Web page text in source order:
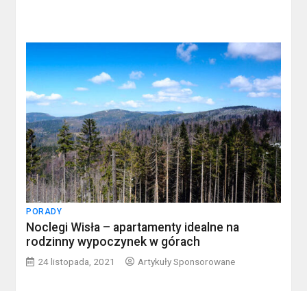
PORADY
Noclegi Wisła – apartamenty idealne na
rodzinny wypoczynek w górach
24 listopada, 2021 Artykuły Sponsorowane